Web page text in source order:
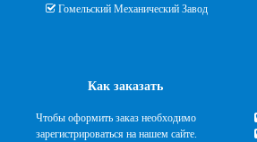
Гомельский Механический Завод
Как заказать
Чтобы оформить заказ необходимо
зарегистрироваться на нашем сайте.